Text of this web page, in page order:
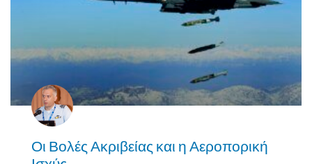
Οι Βολές Ακριβείας και η Αεροπορική